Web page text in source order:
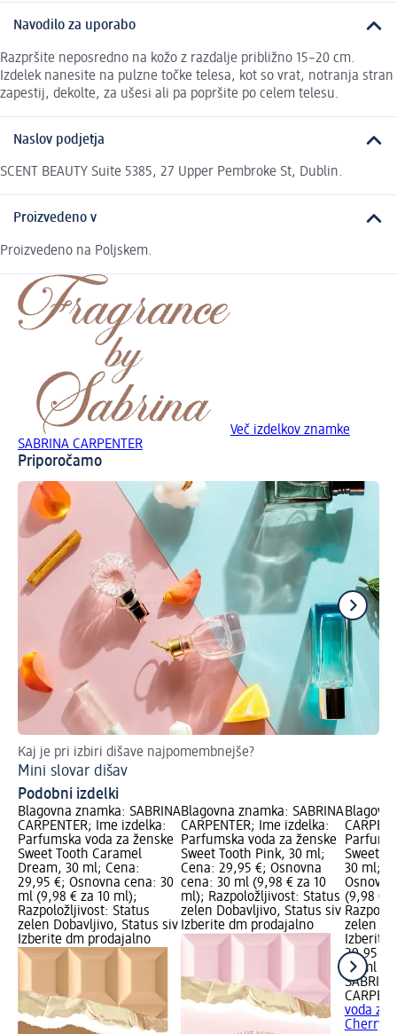
Navodilo za uporabo
Razpršite neposredno na kožo z razdalje približno 15–20 cm.
Izdelek nanesite na pulzne točke telesa, kot so vrat, notranja stran
zapestij, dekolte, za ušesi ali pa popršite po celem telesu.
Naslov podjetja
SCENT BEAUTY Suite 5385, 27 Upper Pembroke St, Dublin.
Proizvedeno v
Proizvedeno na Poljskem.
Več izdelkov znamke
SABRINA CARPENTER
Priporočamo
Kaj je pri izbiri dišave najpomembnejše?
Mini slovar dišav
Podobni izdelki
Blagovna znamka: SABRINA
CARPENTER; Ime izdelka:
Parfumska voda za ženske
Sweet Tooth Caramel
Dream, 30 ml; Cena:
29,95 €; Osnovna cena: 30
ml (9,98 € za 10 ml);
Razpoložljivost: Status
zelen Dobavljivo, Status siv
Izberite dm prodajalno
Blagovna znamka: SABRINA
CARPENTER; Ime izdelka:
Parfumska voda za ženske
Sweet Tooth Pink, 30 ml;
Cena: 29,95 €; Osnovna
cena: 30 ml (9,98 € za 10
ml); Razpoložljivost: Status
zelen Dobavljivo, Status siv
Izberite dm prodajalno
Sweet
30 ml;
(9,98 €
zelen
Izberite
29,95 €
30 ml
SABRINA
voda za
Cherry